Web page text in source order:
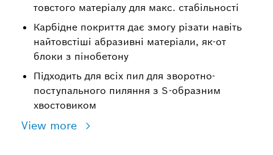
товстого матеріалу для макс. стабільності
Карбідне покриття дає змогу різати навіть
найтовстіші абразивні матеріали, як-от
блоки з пінобетону
Підходить для всіх пил для зворотно-
поступального пиляння з S-образним
хвостовиком
View more